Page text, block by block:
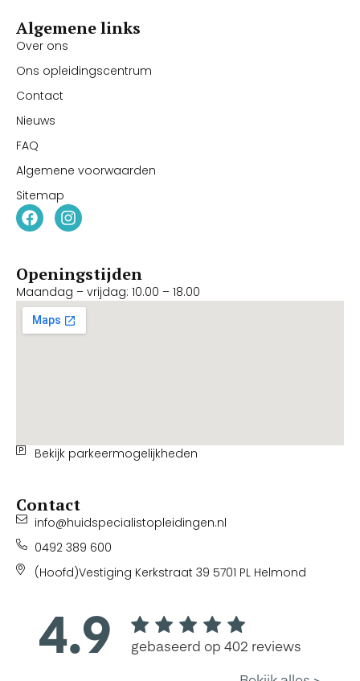
Algemene links
Over ons
Ons opleidingscentrum
Contact
Nieuws
FAQ
Algemene voorwaarden
Sitemap
Openingstijden
Maandag – vrijdag: 10.00 – 18.00
Bekijk parkeermogelijkheden
Contact
info@huidspecialistopleidingen.nl
0492 389 600
(Hoofd)Vestiging Kerkstraat 39 5701 PL Helmond